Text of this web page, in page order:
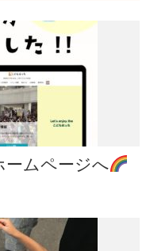
ムページへ